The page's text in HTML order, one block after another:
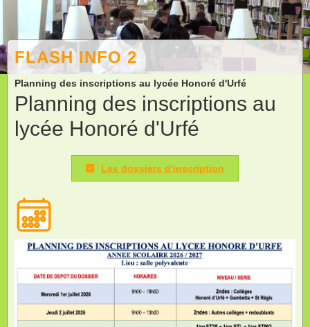
FLASH INFO 2
Planning des inscriptions au lycée Honoré d'Urfé
Planning des inscriptions au
lycée Honoré d'Urfé
Les dossiers d'inscription